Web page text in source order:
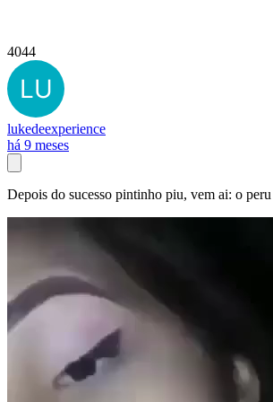
4044
lukedeexperience
há 9 meses
Depois do sucesso pintinho piu, vem ai: o